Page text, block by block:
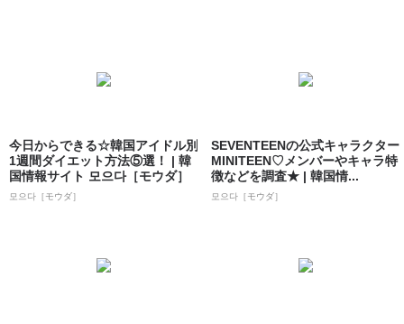
今日からできる☆韓国アイドル別
1週間ダイエット方法⑤選！ | 韓
国情報サイト 모으다［モウダ］
모으다［モウダ］
SEVENTEENの公式キャラクター
MINITEEN♡メンバーやキャラ特
徴などを調査★ | 韓国情...
모으다［モウダ］